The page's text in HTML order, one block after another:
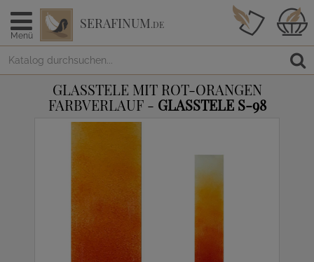
Menü
SERAFINUM.DE
GLASSTELE MIT ROT-ORANGEN
FARBVERLAUF - GLASSTELE S-98